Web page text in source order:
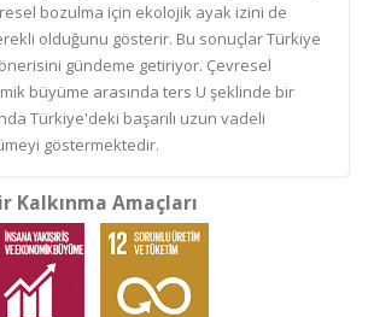
bozulma için ekolojik ayak izini de
olduğunu gösterir. Bu sonuçlar Türkiye
gündeme getiriyor. Çevresel
büyüme arasında ters U şeklinde bir
Türkiye'deki başarılı uzun vadeli
göstermektedir.
Kalkınma Amaçları